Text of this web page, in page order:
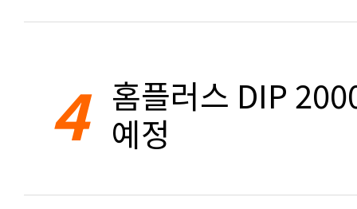
4 홈플러스 DIP
예정